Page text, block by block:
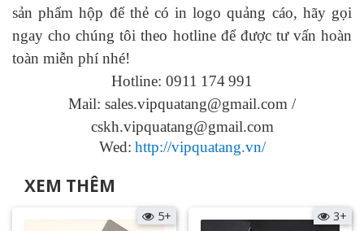
sản phẩm hộp để thẻ có in logo quảng cáo, hãy gọi
ngay cho chúng tôi theo hotline để được tư vấn hoàn
toàn miễn phí nhé!
Hotline: 0911 174991
Mail: sales.vipquatang@gmail.com /
cskh.vipquatang@gmail.com
Wed: http://vipquatang.vn/
XEM THÊM
5+ 3+